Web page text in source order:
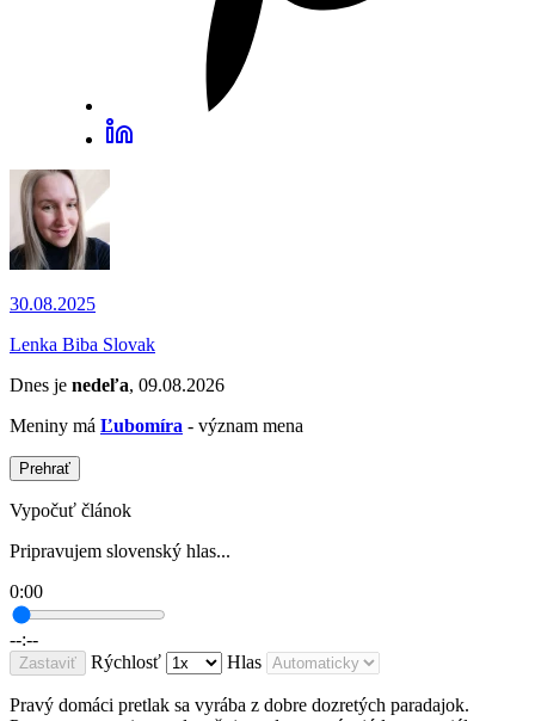
30.08.2025
Lenka Biba Slovak
Dnes je nedeľa, 09.08.2026
Meniny má Ľubomíra - význam mena
Prehrať
Vypočuť článok
Pripravujem slovenský hlas...
0:00
--:--
Zastaviť Rýchlosť Hlas
Pravý domáci pretlak sa vyrába z dobre dozretých paradajok.